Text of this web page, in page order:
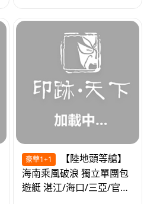
豪華1+1
海南乘風破浪 獨立單團包
遊艇 湛江/海口/三亞/官塘/